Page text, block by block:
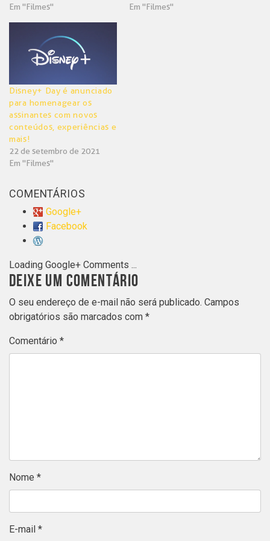
Em "Filmes"
Em "Filmes"
Disney+ Day é anunciado
para homenagear os
assinantes com novos
conteúdos, experiências e
mais!
22 de setembro de 2021
Em "Filmes"
COMENTÁRIOS
Google+
Facebook
Loading Google+ Comments ...
DEIXE UM COMENTÁRIO
O seu endereço de e-mail não será publicado. Campos
obrigatórios são marcados com *
Comentário *
Nome *
E-mail *